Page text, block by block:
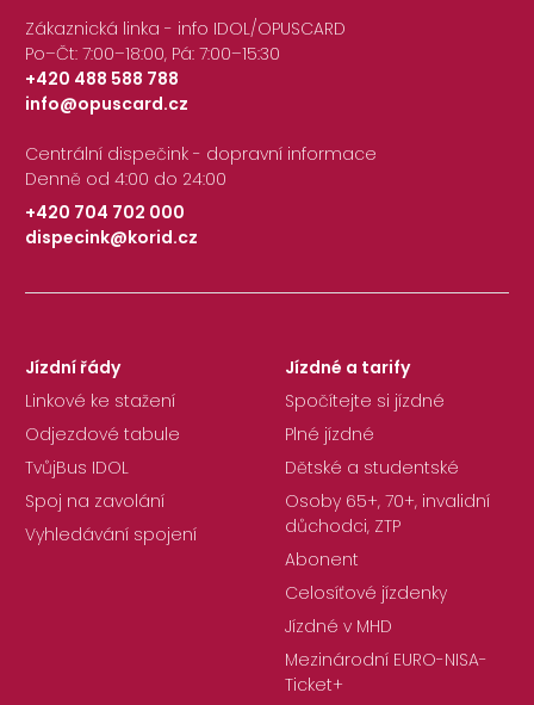
Zákaznická linka - info IDOL/OPUSCARD
Po–Čt: 7:00–18:00, Pá: 7:00–15:30
+420 488 588 788
|
info@opuscard.cz
Centrální dispečink - dopravní informace
Denně od 4:00 do 24:00
+420 704 702 000
|
dispecink@korid.cz
Jízdní řády
Linkové ke stažení
Odjezdové tabule
TvůjBus IDOL
Spoj na zavolání
Vyhledávání spojení
Jízdné a tarify
Spočítejte si jízdné
Plné jízdné
Dětské a studentské
Osoby 65+, 70+, invalidní
důchodci, ZTP
Abonent
Celosíťové jízdenky
Jízdné v MHD
Mezinárodní EURO-NISA-
Ticket+